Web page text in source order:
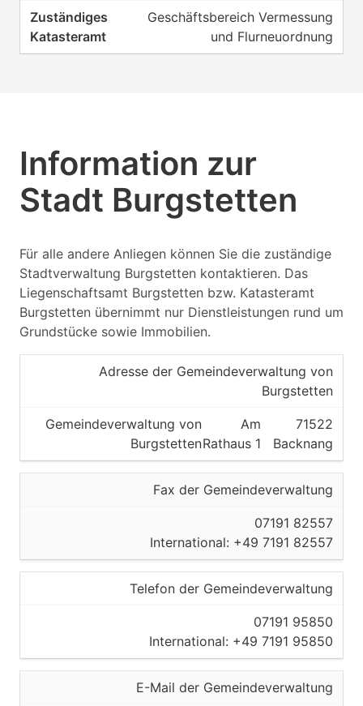
Geschäftsbereich Vermessung
und Flurneuordnung
Information zur
Stadt Burgstetten
Für alle andere Anliegen können Sie die zuständige
Stadtverwaltung Burgstetten kontaktieren. Das
Liegenschaftsamt Burgstetten bzw. Katasteramt
Burgstetten übernimmt nur Dienstleistungen rund um
Grundstücke sowie Immobilien.
Adresse der Gemeindeverwaltung von
Burgstetten
Gemeindeverwaltung von
Burgstetten
Am
Rathaus 1
71522
Backnang
Fax der Gemeindeverwaltung
07191 82557
International: +49 7191 82557
Telefon der Gemeindeverwaltung
07191 95850
International: +49 7191 95850
E-Mail der Gemeindeverwaltung